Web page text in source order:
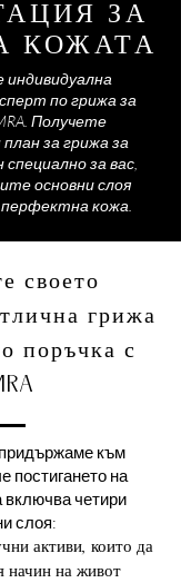
ЗА
КОЖАТА
по грижа за
Получете
за грижа за
за вас,
основни слоя
кожа.
своето
грижа
поръчка с
към
постигането на
четири
слоя:
активи, които да
начин на живот